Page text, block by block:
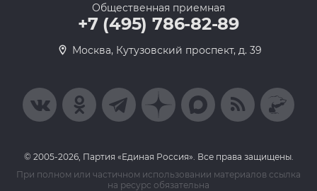
Общественная приемная
+7 (495) 786-82-89
Москва, Кутузовский проспект, д. 39
© 2005-2026, Партия «Единая Россия». Все права защищены.
При полном или частичном использовании материалов ссылка
на ресурс обязательна